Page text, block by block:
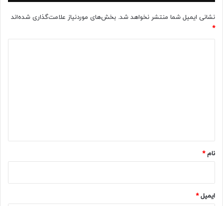
نشانی ایمیل شما منتشر نخواهد شد. بخش‌های موردنیاز علامت‌گذاری شده‌اند
*
نام*
ایمیل*